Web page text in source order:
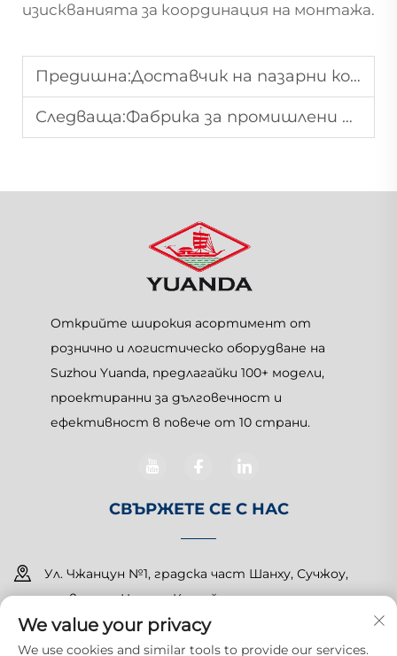
изискванията за координация на монтажа.
Предишна:Доставчик на пазарни колички за големи вериги от хипермаркети
Следваща:Фабрика за промишлени перфорирани задни панелни рафтове за търговска универсалност
Открийте широкия асортимент от
рознично и логистическо оборудване на
Suzhou Yuanda, предлагайки 100+ модели,
проектиранни за дълговечност и
ефективност в повече от 10 страни.
СВЪРЖЕТЕ СЕ С НАС
Ул. Чжанцун №1, градска част Шанху, Сучжоу,
провинция Цзянсу, Китай
+86-15150179453
We value your privacy
We use cookies and similar tools to provide our services.